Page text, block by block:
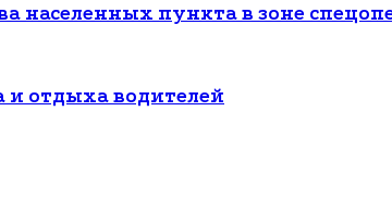
населенных пункта в зоне
и отдыха водителей